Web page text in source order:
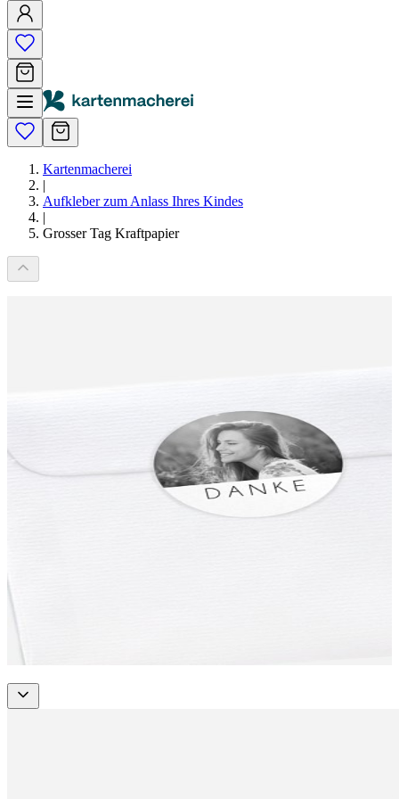
Kartenmacherei
|
Aufkleber zum Anlass Ihres Kindes
|
Grosser Tag Kraftpapier